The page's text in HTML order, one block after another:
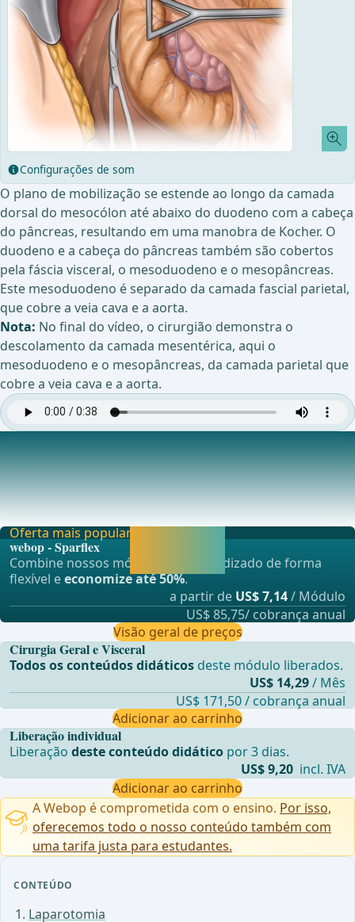
CONTEÚDO
Laparotomia
Configurações de som
O plano de mobilização se estende ao longo da camada
dorsal do mesocólon até abaixo do duodeno com a cabeça
do pâncreas, resultando em uma manobra de Kocher. O
duodeno e a cabeça do pâncreas também são cobertos
pela fáscia visceral, o mesoduodeno e o mesopâncreas.
Este mesoduodeno é separado da camada fascial parietal,
que cobre a veia cava e a aorta.
Nota: No final do vídeo, o cirurgião demonstra o
descolamento da camada mesentérica, aqui o
mesoduodeno e o mesopâncreas, da camada parietal que
cobre a veia cava e a aorta.
Dissecção do duodeno da raiz mesentérica
Em seguida, o duodeno &#xE9; dissecado do
mesoc&#xF3;lon ascendente dorsalmente, destacando a
f&#xE
Liberação individual
Liberaçãodeste conteúdo didático por 3 dias.
US$ 9,20 incl. IVA
Adicionar ao carrinho
Oferta mais popular
webop - Sparflex
Combine nossos módulos de aprendizado de forma
flexível eeconomize até 50%.
a partir de US$ 7,14/ Módulo
US$ 85,75/ cobrança anual
Visão geral de preços
Cirurgia Geral e Visceral
Todos os conteúdos didáticos deste módulo liberados.
US$ 14,29/ Mês
US$ 171,50 / cobrança anual
Adicionar ao carrinho
A Webop é comprometida com o ensino. Por isso,
oferecemos todo o nosso conteúdo também com
uma tarifa justa para estudantes.